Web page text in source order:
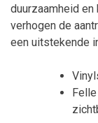
duurzaamheid
verhogen de
een uitstekende